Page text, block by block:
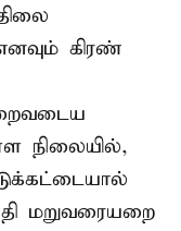
கிரண்
நிலையில்,
மறுவரையறை